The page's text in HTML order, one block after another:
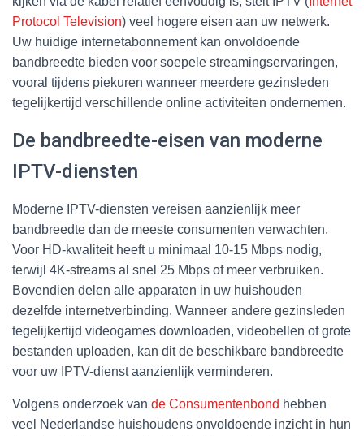
Protocol Television) veel hogere eisen aan uw netwerk.
Uw huidige internetabonnement kan onvoldoende
bandbreedte bieden voor soepele streamingservaringen,
vooral tijdens piekuren wanneer meerdere gezinsleden
tegelijkertijd verschillende online activiteiten ondernemen.
De bandbreedte-eisen van moderne
IPTV-diensten
Moderne IPTV-diensten vereisen aanzienlijk meer
bandbreedte dan de meeste consumenten verwachten.
Voor HD-kwaliteit heeft u minimaal 10-15 Mbps nodig,
terwijl 4K-streams al snel 25 Mbps of meer verbruiken.
Bovendien delen alle apparaten in uw huishouden
dezelfde internetverbinding. Wanneer andere gezinsleden
tegelijkertijd videogames downloaden, videobellen of grote
bestanden uploaden, kan dit de beschikbare bandbreedte
voor uw IPTV-dienst aanzienlijk verminderen.
Volgens onderzoek van de Consumentenbond hebben
veel Nederlandse huishoudens onvoldoende inzicht in hun